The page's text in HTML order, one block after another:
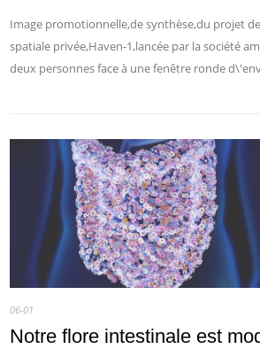
Image promotionnelle,de synthèse,du projet
spatiale privée,Haven-1,lancée par la société
deux personnes face à une fenêtre ronde
06-01
Notre flore intestinale est